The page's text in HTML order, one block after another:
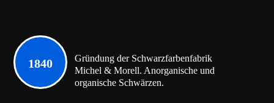
1840
Gründung der Schwarzfarbenfabrik
Michel & Morell. Anorganische und
organische Schwärzen.